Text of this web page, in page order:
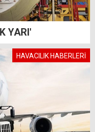
YARI'
HAVACILIK HABERLERİ